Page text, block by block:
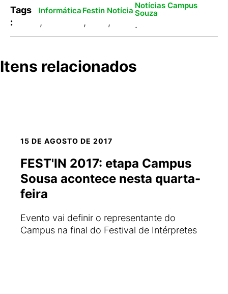
Tags
:
Informática
,
Festin
,
Notícia
,
Notícias Campus
Souza
.
Itens relacionados
15 DE AGOSTO DE 2017
FEST'IN 2017: etapa Campus
Sousa acontece nesta quarta-
feira
Evento vai definir o representante do
Campus na final do Festival de Intérpretes